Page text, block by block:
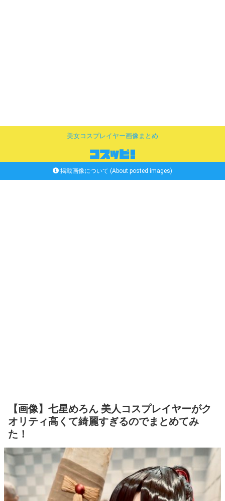
美女コスプレイヤー画像まとめ
掲載画像について (About posted images)
【画像】七星めろん 美人コスプレイヤーがク
オリティ高くて綺麗すぎるのでまとめてみ
た！